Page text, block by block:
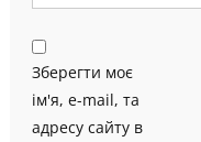
Зберегти моє
ім'я, e-mail, та
адресу сайту в